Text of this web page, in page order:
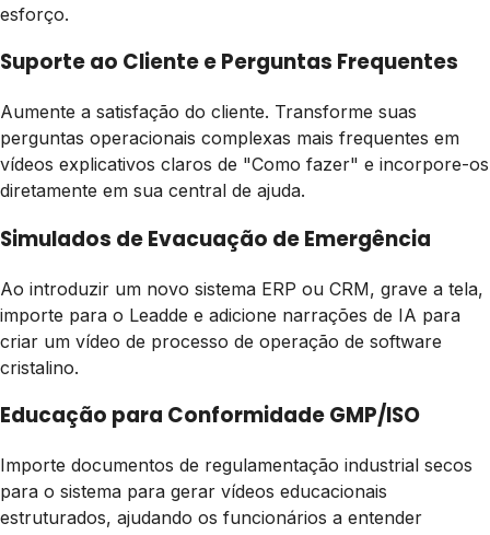
esforço.
Suporte ao Cliente e Perguntas Frequentes
Aumente a satisfação do cliente. Transforme suas
perguntas operacionais complexas mais frequentes em
vídeos explicativos claros de "Como fazer" e incorpore-os
diretamente em sua central de ajuda.
Simulados de Evacuação de Emergência
Ao introduzir um novo sistema ERP ou CRM, grave a tela,
importe para o Leadde e adicione narrações de IA para
criar um vídeo de processo de operação de software
cristalino.
Educação para Conformidade GMP/ISO
Importe documentos de regulamentação industrial secos
para o sistema para gerar vídeos educacionais
estruturados, ajudando os funcionários a entender